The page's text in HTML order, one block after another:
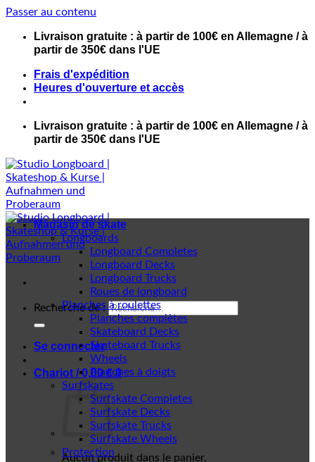
Passer au contenu
Livraison gratuite : à partir de 100€ en Allemagne / à
partir de 350€ dans l'UE
Frais d'expédition
Heures d'ouverture et accès
Livraison gratuite : à partir de 100€ en Allemagne / à
partir de 350€ dans l'UE
Recherche de :
Se connecter
Chariot /0,00€ 0
Aucun produit dans le panier.
Magasin de skate
Longboards
Longboard Completes
Longboard Decks
Longboard Trucks
Roues de longboard
Planches à roulettes
Planches complètes
Skateboard Decks
Skateboard Trucks
Wheels
Planches à doigts
Surfskates
Surfskate Completes
Surfskate Decks
Surfskate Trucks
Surfskate Wheels
Protection